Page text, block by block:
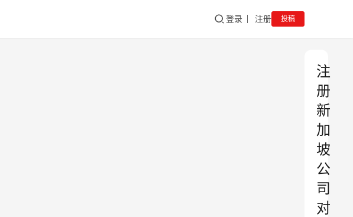
登录 注册 投稿
注
册
新
加
坡
公
司
对